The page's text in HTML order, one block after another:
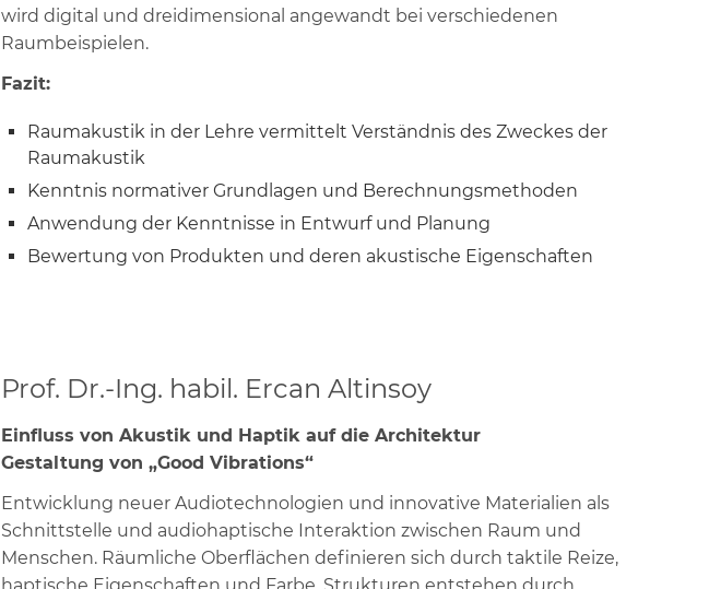
wird digital und dreidimensional angewandt bei verschiedenen
Raumbeispielen.
Fazit:
Raumakustik in der Lehre vermittelt Verständnis des Zweckes der
Raumakustik
Kenntnis normativer Grundlagen und Berechnungsmethoden
Anwendung der Kenntnisse in Entwurf und Planung
Bewertung von Produkten und deren akustische Eigenschaften
Prof. Dr.-Ing. habil. Ercan Altinsoy
Einfluss von Akustik und Haptik auf die Architektur
Gestaltung von „Good Vibrations“
Entwicklung neuer Audiotechnologien und innovative Materialien als
Schnittstelle und audiohaptische Interaktion zwischen Raum und
Menschen. Räumliche Oberflächen definieren sich durch taktile Reize,